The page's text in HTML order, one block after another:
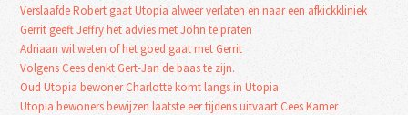
Verslaafde Robert gaat Utopia alweer verlaten en naar een afkickkliniek
Gerrit geeft Jeffry het advies met John te praten
Adriaan wil weten of het goed gaat met Gerrit
Volgens Cees denkt Gert-Jan de baas te zijn.
Oud Utopia bewoner Charlotte komt langs in Utopia
Utopia bewoners bewijzen laatste eer tijdens uitvaart Cees Kamer